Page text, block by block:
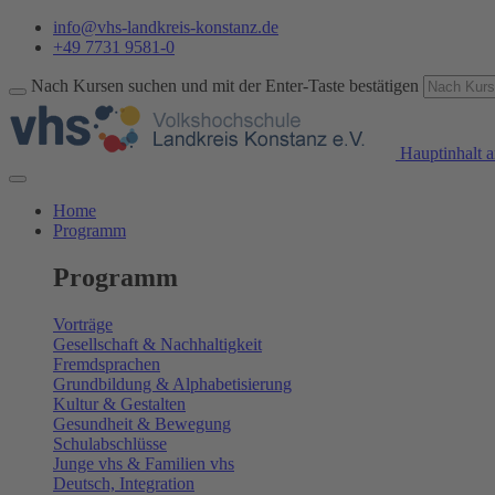
info@vhs-landkreis-konstanz.de
+49 7731 9581-0
Nach Kursen suchen und mit der Enter-Taste bestätigen
Hauptinhalt
Home
Programm
Programm
Vorträge
Gesellschaft & Nachhaltigkeit
Fremdsprachen
Grundbildung & Alphabetisierung
Kultur & Gestalten
Gesundheit & Bewegung
Schulabschlüsse
Junge vhs & Familien vhs
Deutsch, Integration